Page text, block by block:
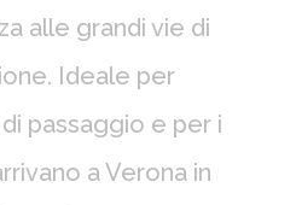
alle grandi vie di
Ideale per
passaggio e per i
a Verona in